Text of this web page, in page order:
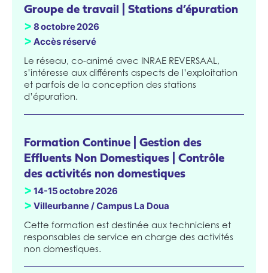
Groupe de travail | Stations d’épuration
> 8octobre2026
> Accès réservé
Le réseau, co-animé avec INRAE REVERSAAL,
s’intéresse aux différents aspects de l’exploitation
et parfois de la conception des stations
d’épuration.
Formation Continue | Gestion des
Effluents Non Domestiques | Contrôle
des activités non domestiques
> 14-15octobre2026
> Villeurbanne / Campus La Doua
Cette formation est destinée aux techniciens et
responsables de service en charge des activités
non domestiques.